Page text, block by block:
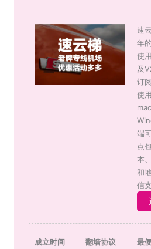
速
年
使
及
订
使
端
点
本
和
信
成立时间
翻墙协议
最